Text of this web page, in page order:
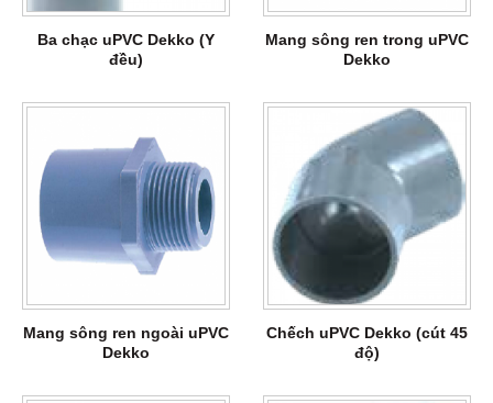
Ba chạc uPVC Dekko (Y
đều)
Mang sông ren trong uPVC
Dekko
Mang sông ren ngoài uPVC
Dekko
Chếch uPVC Dekko (cút 45
độ)